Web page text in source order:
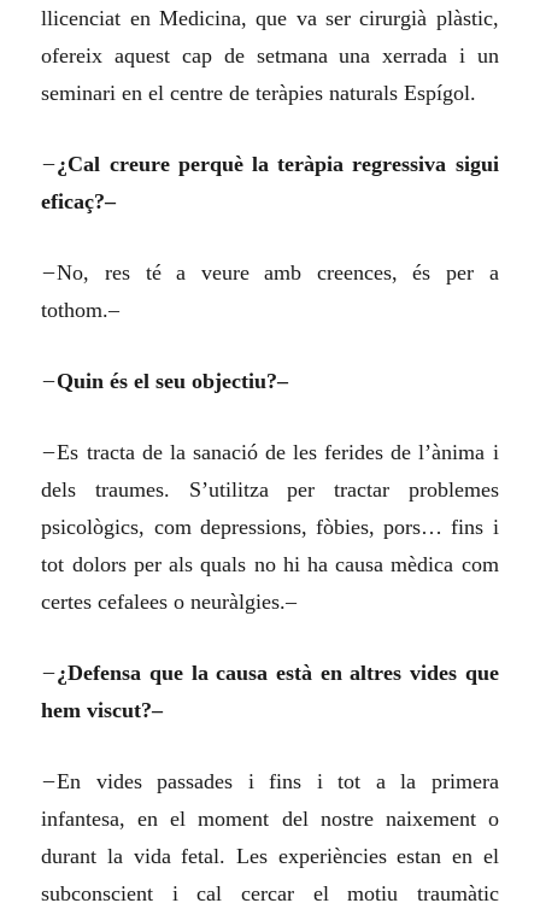
llicenciat en Medicina, que va ser cirurgià plàstic,
ofereix aquest cap de setmana una xerrada i un
seminari en el centre de teràpies naturals Espígol.
–¿Cal creure perquè la teràpia regressiva sigui
eficaç?–
–No, res té a veure amb creences, és per a
tothom.–
–Quin és el seu objectiu?–
–Es tracta de la sanació de les ferides de l’ànima i
dels traumes. S’utilitza per tractar problemes
psicològics, com depressions, fòbies, pors… fins i
tot dolors per als quals no hi ha causa mèdica com
certes cefalees o neuràlgies.–
–¿Defensa que la causa està en altres vides que
hem viscut?–
–En vides passades i fins i tot a la primera
infantesa, en el moment del nostre naixement o
durant la vida fetal. Les experiències estan en el
subconscient i cal cercar el motiu traumàtic